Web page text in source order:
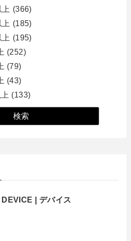
(366)
(185)
(195)
(252)
(79)
(43)
(133)
DEVICE | デバイス